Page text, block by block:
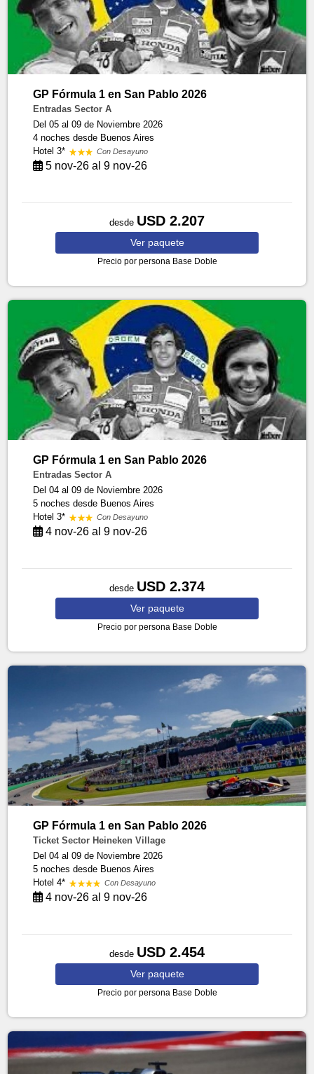
GP Fórmula 1 en San Pablo 2026
Entradas Sector A
Del 05 al 09 de Noviembre 2026
4 nochesdesde Buenos Aires
Hotel 3*
Con Desayuno
5 nov-26 al 9 nov-26
desde USD 2.207
Ver paquete
Precio por persona Base Doble
GP Fórmula 1 en San Pablo 2026
Entradas Sector A
Del 04 al 09 de Noviembre 2026
5 nochesdesde Buenos Aires
Hotel 3*
Con Desayuno
4 nov-26 al 9 nov-26
desde USD 2.374
Ver paquete
Precio por persona Base Doble
GP Fórmula 1 en San Pablo 2026
Ticket Sector Heineken Village
Del 04 al 09 de Noviembre 2026
5 nochesdesde Buenos Aires
Hotel 4*
Con Desayuno
4 nov-26 al 9 nov-26
desde USD 2.454
Ver paquete
Precio por persona Base Doble